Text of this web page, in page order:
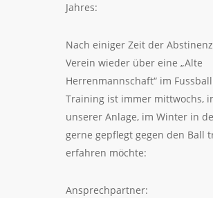
Jahres:
Nach einiger Zeit der
Verein wieder über eine „Alte
Herrenmannschaft“ im
Training ist immer mittwochs,
unserer Anlage, im Winter in
gerne gepflegt gegen den Ball
erfahren möchte:
Ansprechpartner: